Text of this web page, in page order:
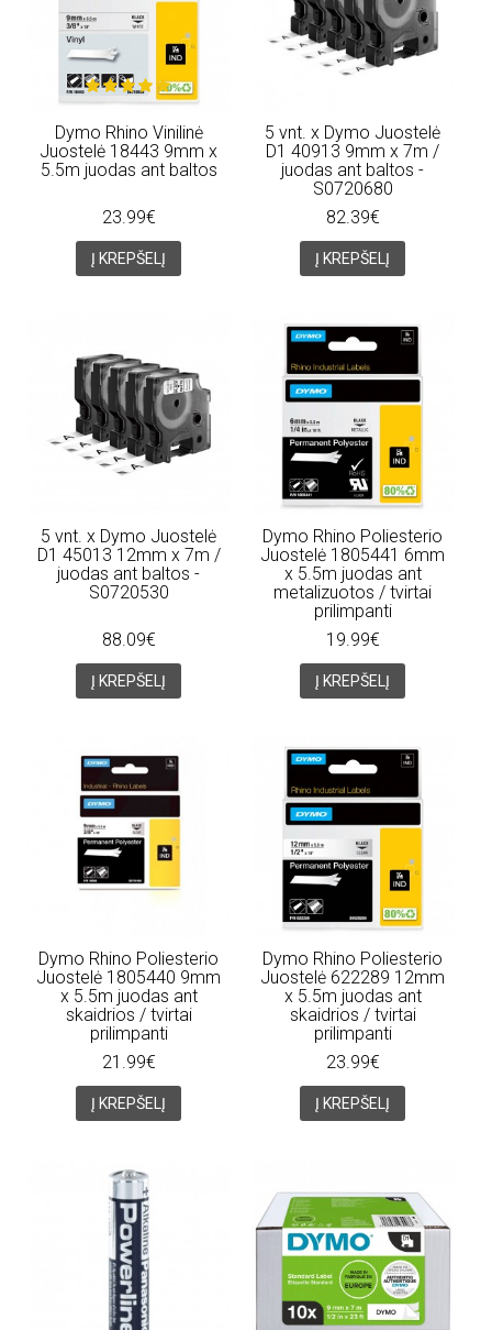
Dymo Rhino Vinilinė
Juostelė 18443 9mm x
5.5m juodas ant baltos
23.99€
Į KREPŠELĮ
5 vnt. x Dymo Juostelė
D1 40913 9mm x 7m /
juodas ant baltos -
S0720680
82.39€
Į KREPŠELĮ
5 vnt. x Dymo Juostelė
D1 45013 12mm x 7m /
juodas ant baltos -
S0720530
88.09€
Į KREPŠELĮ
Dymo Rhino Poliesterio
Juostelė 1805441 6mm
x 5.5m juodas ant
metalizuotos / tvirtai
prilimpanti
19.99€
Į KREPŠELĮ
Dymo Rhino Poliesterio
Juostelė 1805440 9mm
x 5.5m juodas ant
skaidrios / tvirtai
prilimpanti
21.99€
Į KREPŠELĮ
Dymo Rhino Poliesterio
Juostelė 622289 12mm
x 5.5m juodas ant
skaidrios / tvirtai
prilimpanti
23.99€
Į KREPŠELĮ